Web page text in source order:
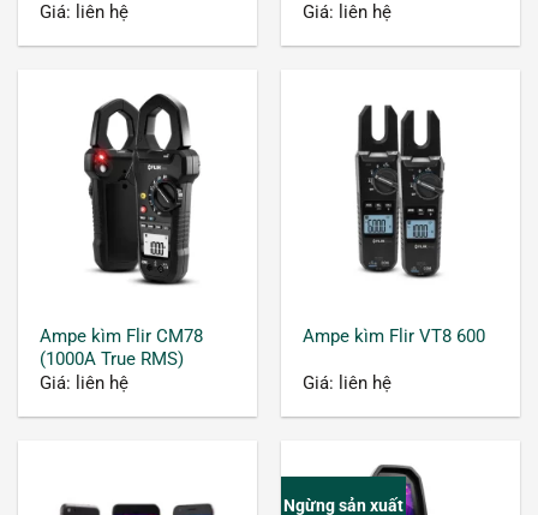
Giá: liên hệ
Giá: liên hệ
Ampe kìm Flir CM78
(1000A True RMS)
Giá: liên hệ
Ampe kìm Flir VT8 600
Giá: liên hệ
Ngừng sản xuất